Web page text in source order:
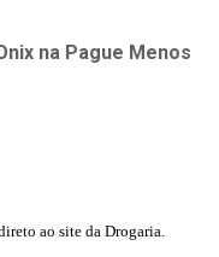
na Pague Menos
ao site da Drogaria.